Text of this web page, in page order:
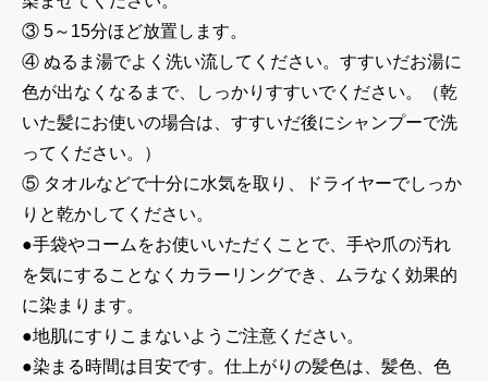
③ 5～15分ほど放置します。
④ ぬるま湯でよく洗い流してください。すすいだお湯に
色が出なくなるまで、しっかりすすいでください。（乾
いた髪にお使いの場合は、すすいだ後にシャンプーで洗
ってください。）
⑤ タオルなどで十分に水気を取り、ドライヤーでしっか
りと乾かしてください。
●手袋やコームをお使いいただくことで、手や爪の汚れ
を気にすることなくカラーリングでき、ムラなく効果的
に染まります。
●地肌にすりこまないようご注意ください。
●染まる時間は目安です。仕上がりの髪色は、髪色、色